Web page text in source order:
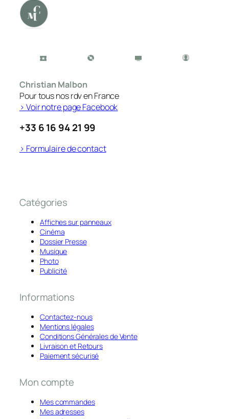
Christian Malbon
Pour tous nos rdv en France
> Voir notre page Facebook
+33 6 16 94 21 99
> Formulaire de contact
Catégories
Affiches sur panneaux
Cinéma
Dossier Presse
Musique
Photo
Publicité
Informations
Contactez-nous
Mentions légales
Conditions Générales de Vente
Livraison et Retours
Paiement sécurisé
Mon compte
Mes commandes
Mes adresses